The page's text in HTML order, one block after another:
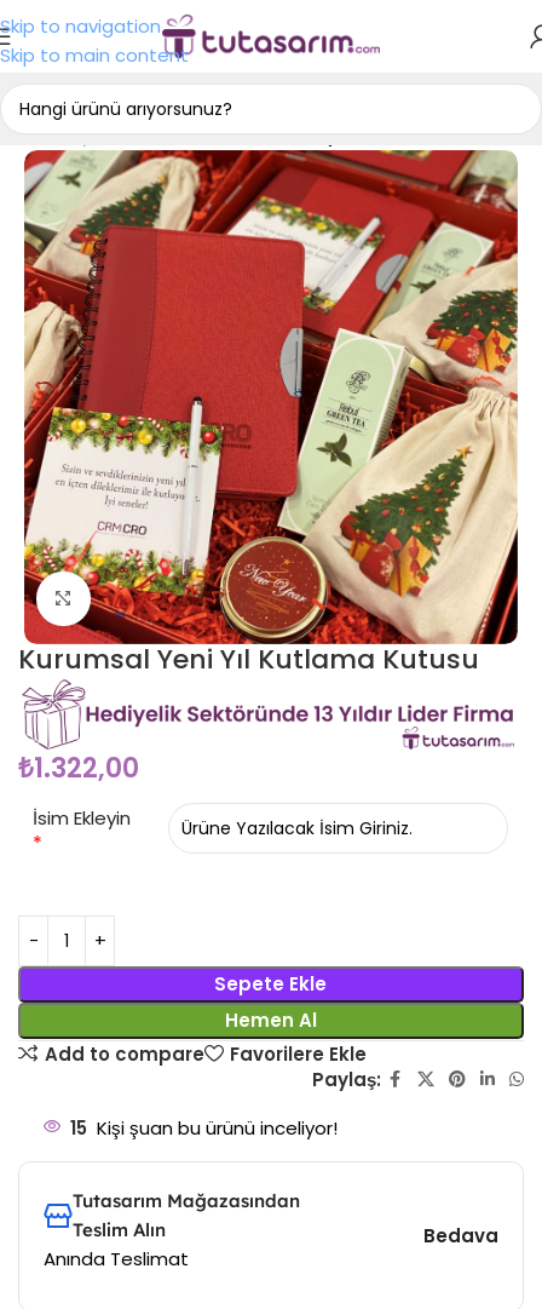
Skip to navigation
Skip to main content
Ana Sayfa Kurumsal Yılbaşı Hediyeleri
Click to enlarge
Kurumsal Yeni Yıl Kutlama Kutusu
₺1.322,00
İsim Ekleyin
*
Sepete Ekle
Hemen Al
Add to compare
Favorilere Ekle
Paylaş:
15 Kişi şuan bu ürünü inceliyor!
Tutasarım Mağazasından
Teslim Alın
Anında Teslimat
Bedava